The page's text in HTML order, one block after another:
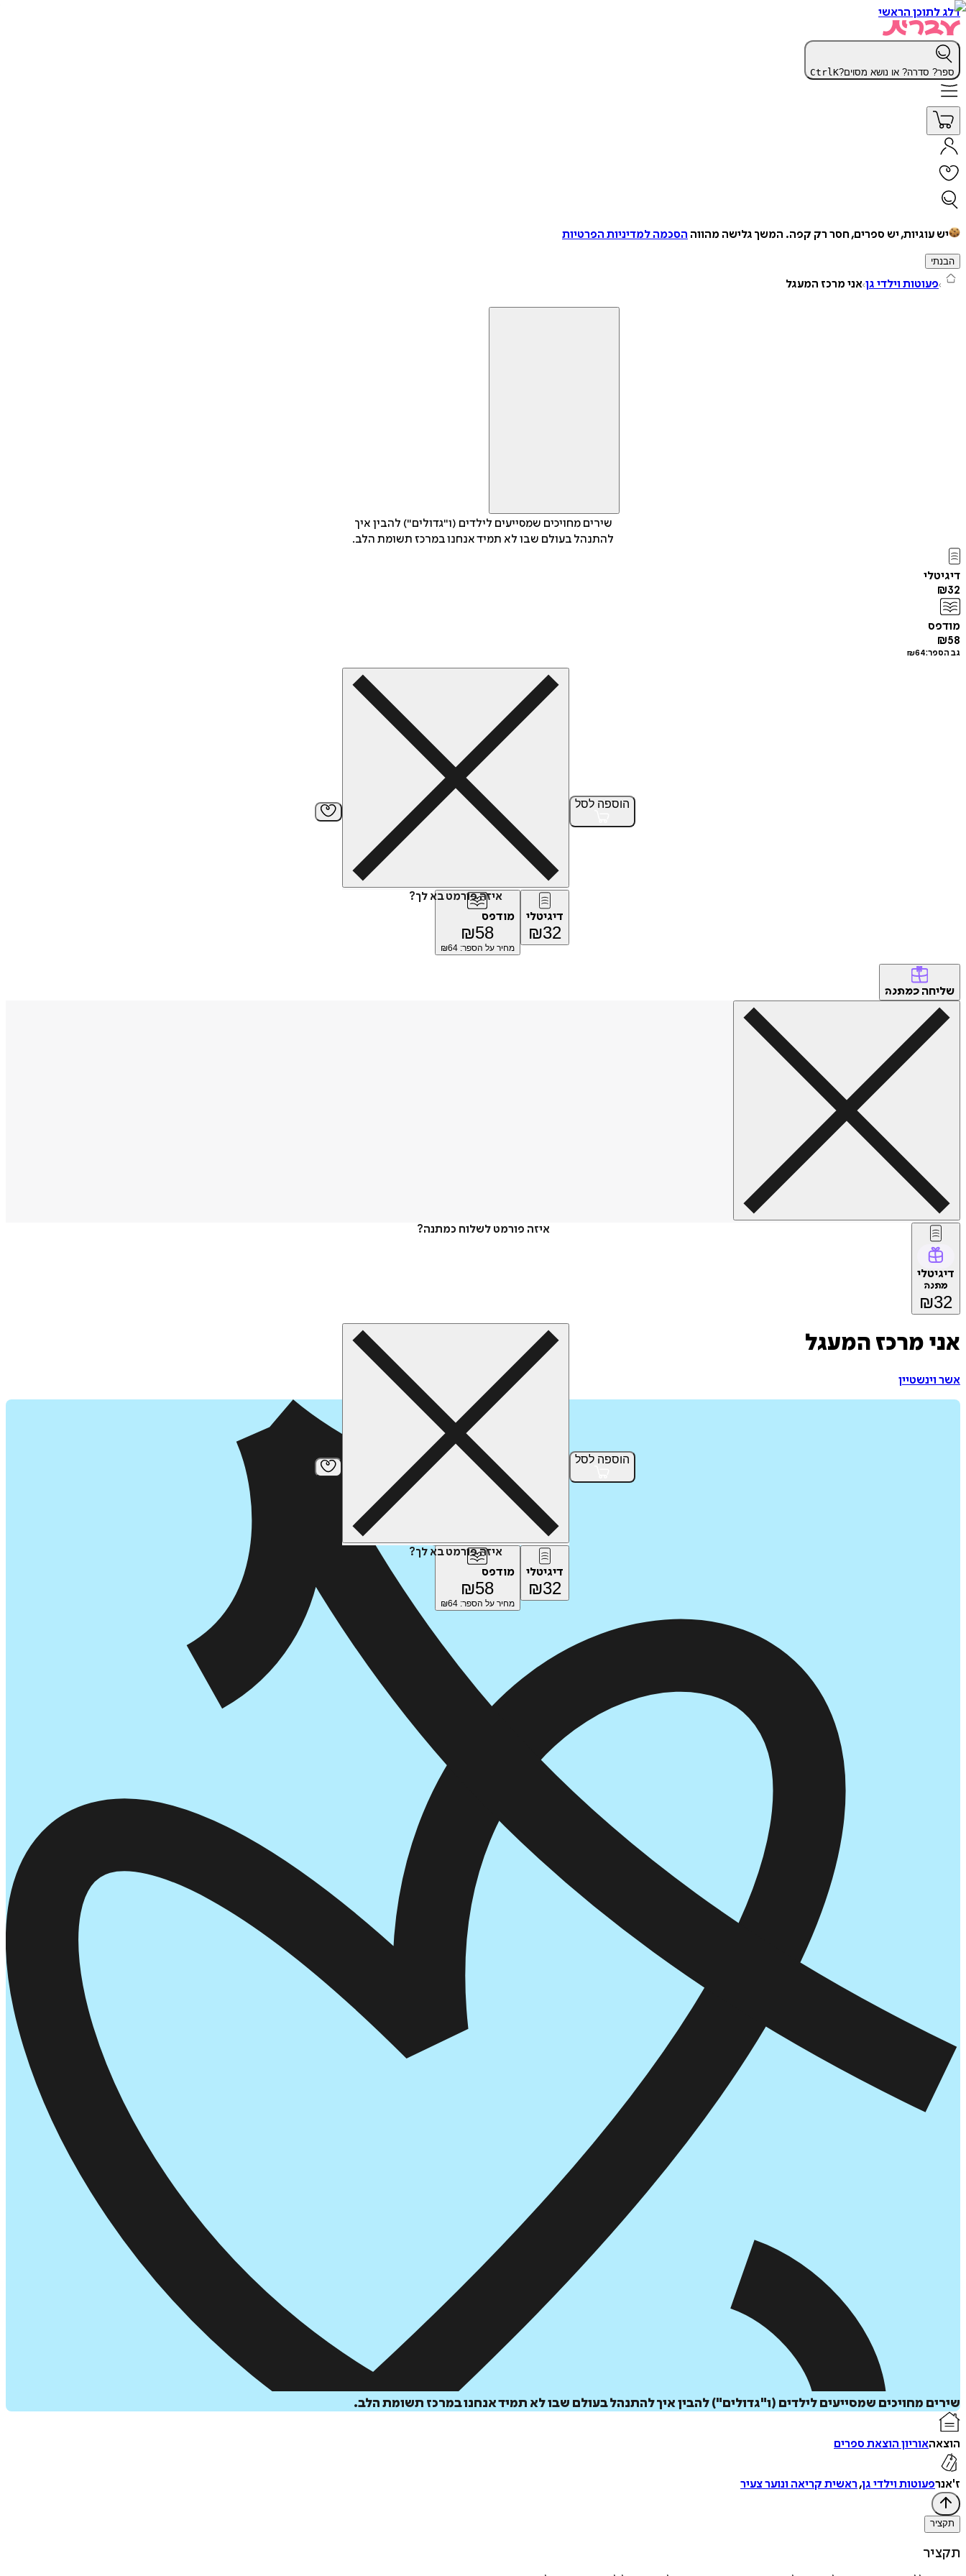
דלג לתוכן הראשי
ספר? סדרה? או נושא מסוים? CtrlK
יש עוגיות, יש ספרים, חסר רק קפה. המשך גלישה מהווה הסכמה למדיניות הפרטיות
הבנתי
פעוטות וילדי גן אני מרכז המעגל
שירים מחויכים שמסייעים לילדים (ו"גדולים") להבין איך
להתנהל בעולם שבו לא תמיד אנחנו במרכז תשומת הלב.
דיגיטלי
₪32
מודפס
₪58
גב הספר: ₪64
הוספה לסל
איזה פורמט בא לך?
דיגיטלי
₪32
מודפס
₪58
מחיר על הספר: ₪64
שליחה כמתנה
איזה פורמט לשלוח כמתנה?
דיגיטלי
מתנה
₪32
הוספה לסל
איזה פורמט בא לך?
דיגיטלי
₪32
מודפס
₪58
מחיר על הספר: ₪64
אני מרכז המעגל
אשר וינשטיין
שירים מחויכים שמסייעים לילדים (ו"גדולים") להבין איך להתנהל בעולם שבו לא תמיד אנחנו במרכז תשומת הלב.
הוצאהאוריון הוצאת ספרים
ז'אנרפעוטות וילדי גן,ראשית קריאה ונוער צעיר
תקציר
תקציר